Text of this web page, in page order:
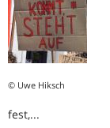
© Uwe Hiksch
fest,...